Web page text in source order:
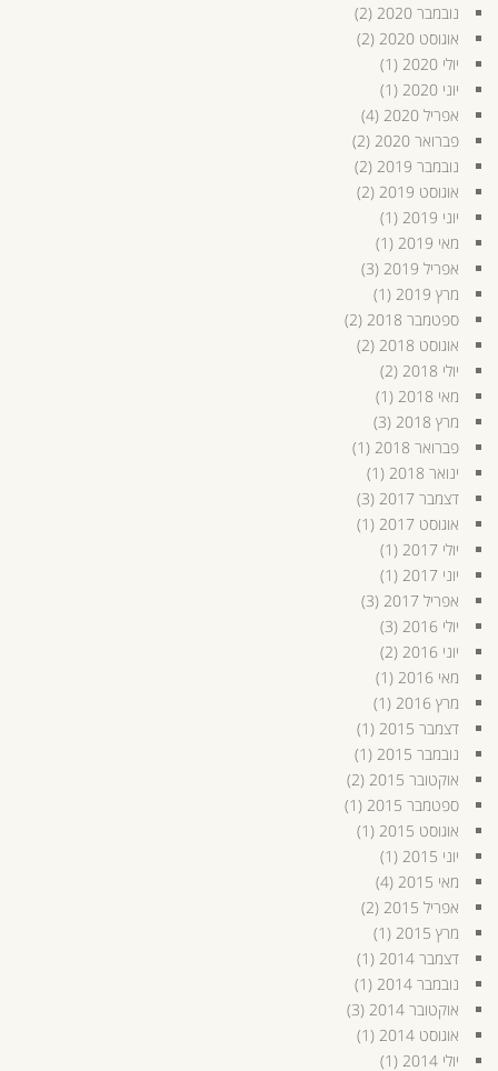
נובמבר 2020
(2)
אוגוסט 2020
(2)
יולי 2020
(1)
יוני 2020
(1)
אפריל 2020
(4)
פברואר 2020
(2)
נובמבר 2019
(2)
אוגוסט 2019
(2)
יוני 2019
(1)
מאי 2019
(1)
אפריל 2019
(3)
מרץ 2019
(1)
ספטמבר 2018
(2)
אוגוסט 2018
(2)
יולי 2018
(2)
מאי 2018
(1)
מרץ 2018
(3)
פברואר 2018
(1)
ינואר 2018
(1)
דצמבר 2017
(3)
אוגוסט 2017
(1)
יולי 2017
(1)
יוני 2017
(1)
אפריל 2017
(3)
יולי 2016
(3)
יוני 2016
(2)
מאי 2016
(1)
מרץ 2016
(1)
דצמבר 2015
(1)
נובמבר 2015
(1)
אוקטובר 2015
(2)
ספטמבר 2015
(1)
אוגוסט 2015
(1)
יוני 2015
(1)
מאי 2015
(4)
אפריל 2015
(2)
מרץ 2015
(1)
דצמבר 2014
(1)
נובמבר 2014
(1)
אוקטובר 2014
(3)
אוגוסט 2014
(1)
יולי 2014
(1)